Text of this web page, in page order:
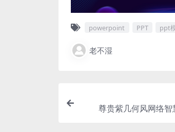
powerpoint PPT ppt
老不湿
尊贵紫几何风网络